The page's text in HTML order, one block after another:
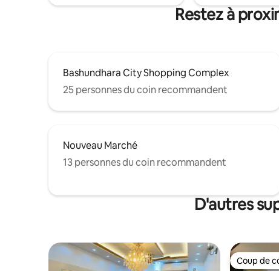
Hospitals, Bashundhara City Mall et de la
Restez à
Bashundhara City Shopping Complex
25 personnes du coin recommandent
Nouveau Marché
13 personnes du coin recommandent
D'autres
Coup de
Coup de